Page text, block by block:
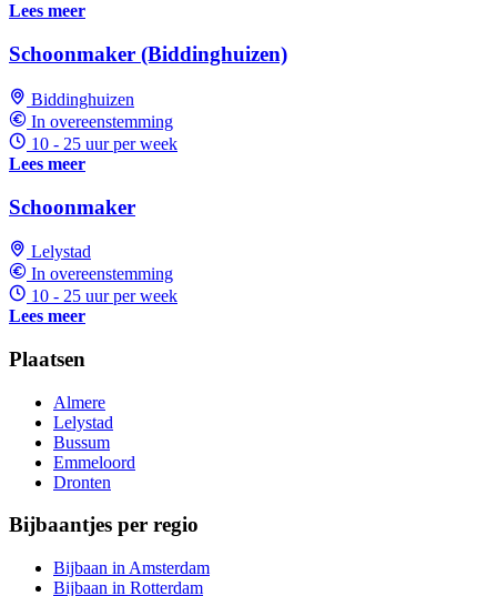
Lees meer
Schoonmaker (Biddinghuizen)
Biddinghuizen
In overeenstemming
10 - 25 uur per week
Lees meer
Schoonmaker
Lelystad
In overeenstemming
10 - 25 uur per week
Lees meer
Plaatsen
Almere
Lelystad
Bussum
Emmeloord
Dronten
Bijbaantjes per regio
Bijbaan in Amsterdam
Bijbaan in Rotterdam